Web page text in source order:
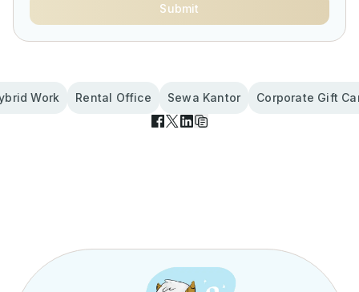
Submit
Work Rental Office Sewa Kantor Corporate Gift